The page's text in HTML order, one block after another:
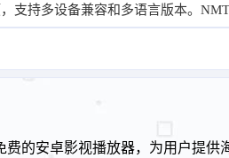
支持多设备兼容和多语言版本。
的安卓影视播放器，为用户提